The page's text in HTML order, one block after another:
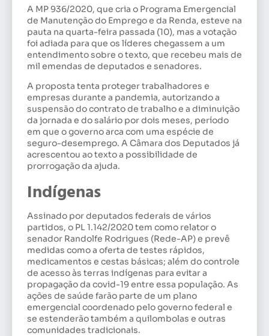
A MP 936/2020, que cria o Programa Emergencial
de Manutenção do Emprego e da Renda, esteve na
pauta na quarta-feira passada (10), mas a votação
foi adiada para que os líderes chegassem a um
entendimento sobre o texto, que recebeu mais de
mil emendas de deputados e senadores.
A proposta tenta proteger trabalhadores e
empresas durante a pandemia, autorizando a
suspensão do contrato de trabalho e a diminuição
da jornada e do salário por dois meses, período
em que o governo arca com uma espécie de
seguro-desemprego. A Câmara dos Deputados já
acrescentou ao texto a possibilidade de
prorrogação da ajuda.
Indígenas
Assinado por deputados federais de vários
partidos, o PL 1.142/2020 tem como relator o
senador Randolfe Rodrigues (Rede-AP) e prevê
medidas como a oferta de testes rápidos,
medicamentos e cestas básicas; além do controle
de acesso às terras indígenas para evitar a
propagação da covid-19 entre essa população. As
ações de saúde farão parte de um plano
emergencial coordenado pelo governo federal e
se estenderão também a quilombolas e outras
comunidades tradicionais.